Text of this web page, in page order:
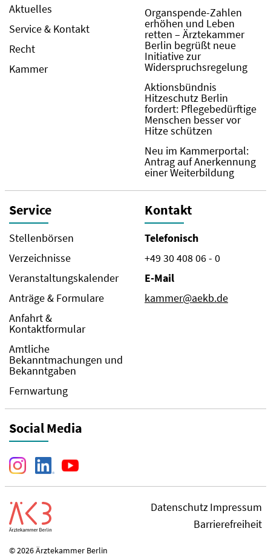
Aktuelles
Service & Kontakt
Recht
Kammer
Organspende-Zahlen
erhöhen und Leben
retten – Ärztekammer
Berlin begrüßt neue
Initiative zur
Widerspruchsregelung
Aktionsbündnis
Hitzeschutz Berlin
fordert: Pflegebedürftige
Menschen besser vor
Hitze schützen
Neu im Kammerportal:
Antrag auf Anerkennung
einer Weiterbildung
Service
Stellenbörsen
Verzeichnisse
Veranstaltungskalender
Anträge & Formulare
Anfahrt &
Kontaktformular
Amtliche
Bekanntmachungen und
Bekanntgaben
Fernwartung
Kontakt
Telefonisch
+49 30 408 06 - 0
E-Mail
kammer@aekb.de
Social Media
DatenschutzImpressum
Barrierefreiheit
© 2026 Ärztekammer Berlin